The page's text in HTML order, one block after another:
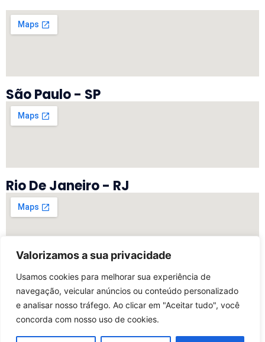
Valorizamos a sua privacidade
Usamos cookies para melhorar sua experiência de
navegação, veicular anúncios ou conteúdo personalizado
e analisar nosso tráfego. Ao clicar em "Aceitar tudo", você
concorda com nosso uso de cookies.
São Paulo - SP
Rio De Janeiro - RJ
Vitória - ES